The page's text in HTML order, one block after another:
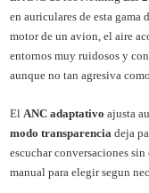
en auriculares de esta
motor de un avion, el aire
entornos muy ruidosos y
aunque no tan agresiva
El ANC adaptativo ajusta
modo transparenciadeja
escuchar conversaciones
manual para elegir segun